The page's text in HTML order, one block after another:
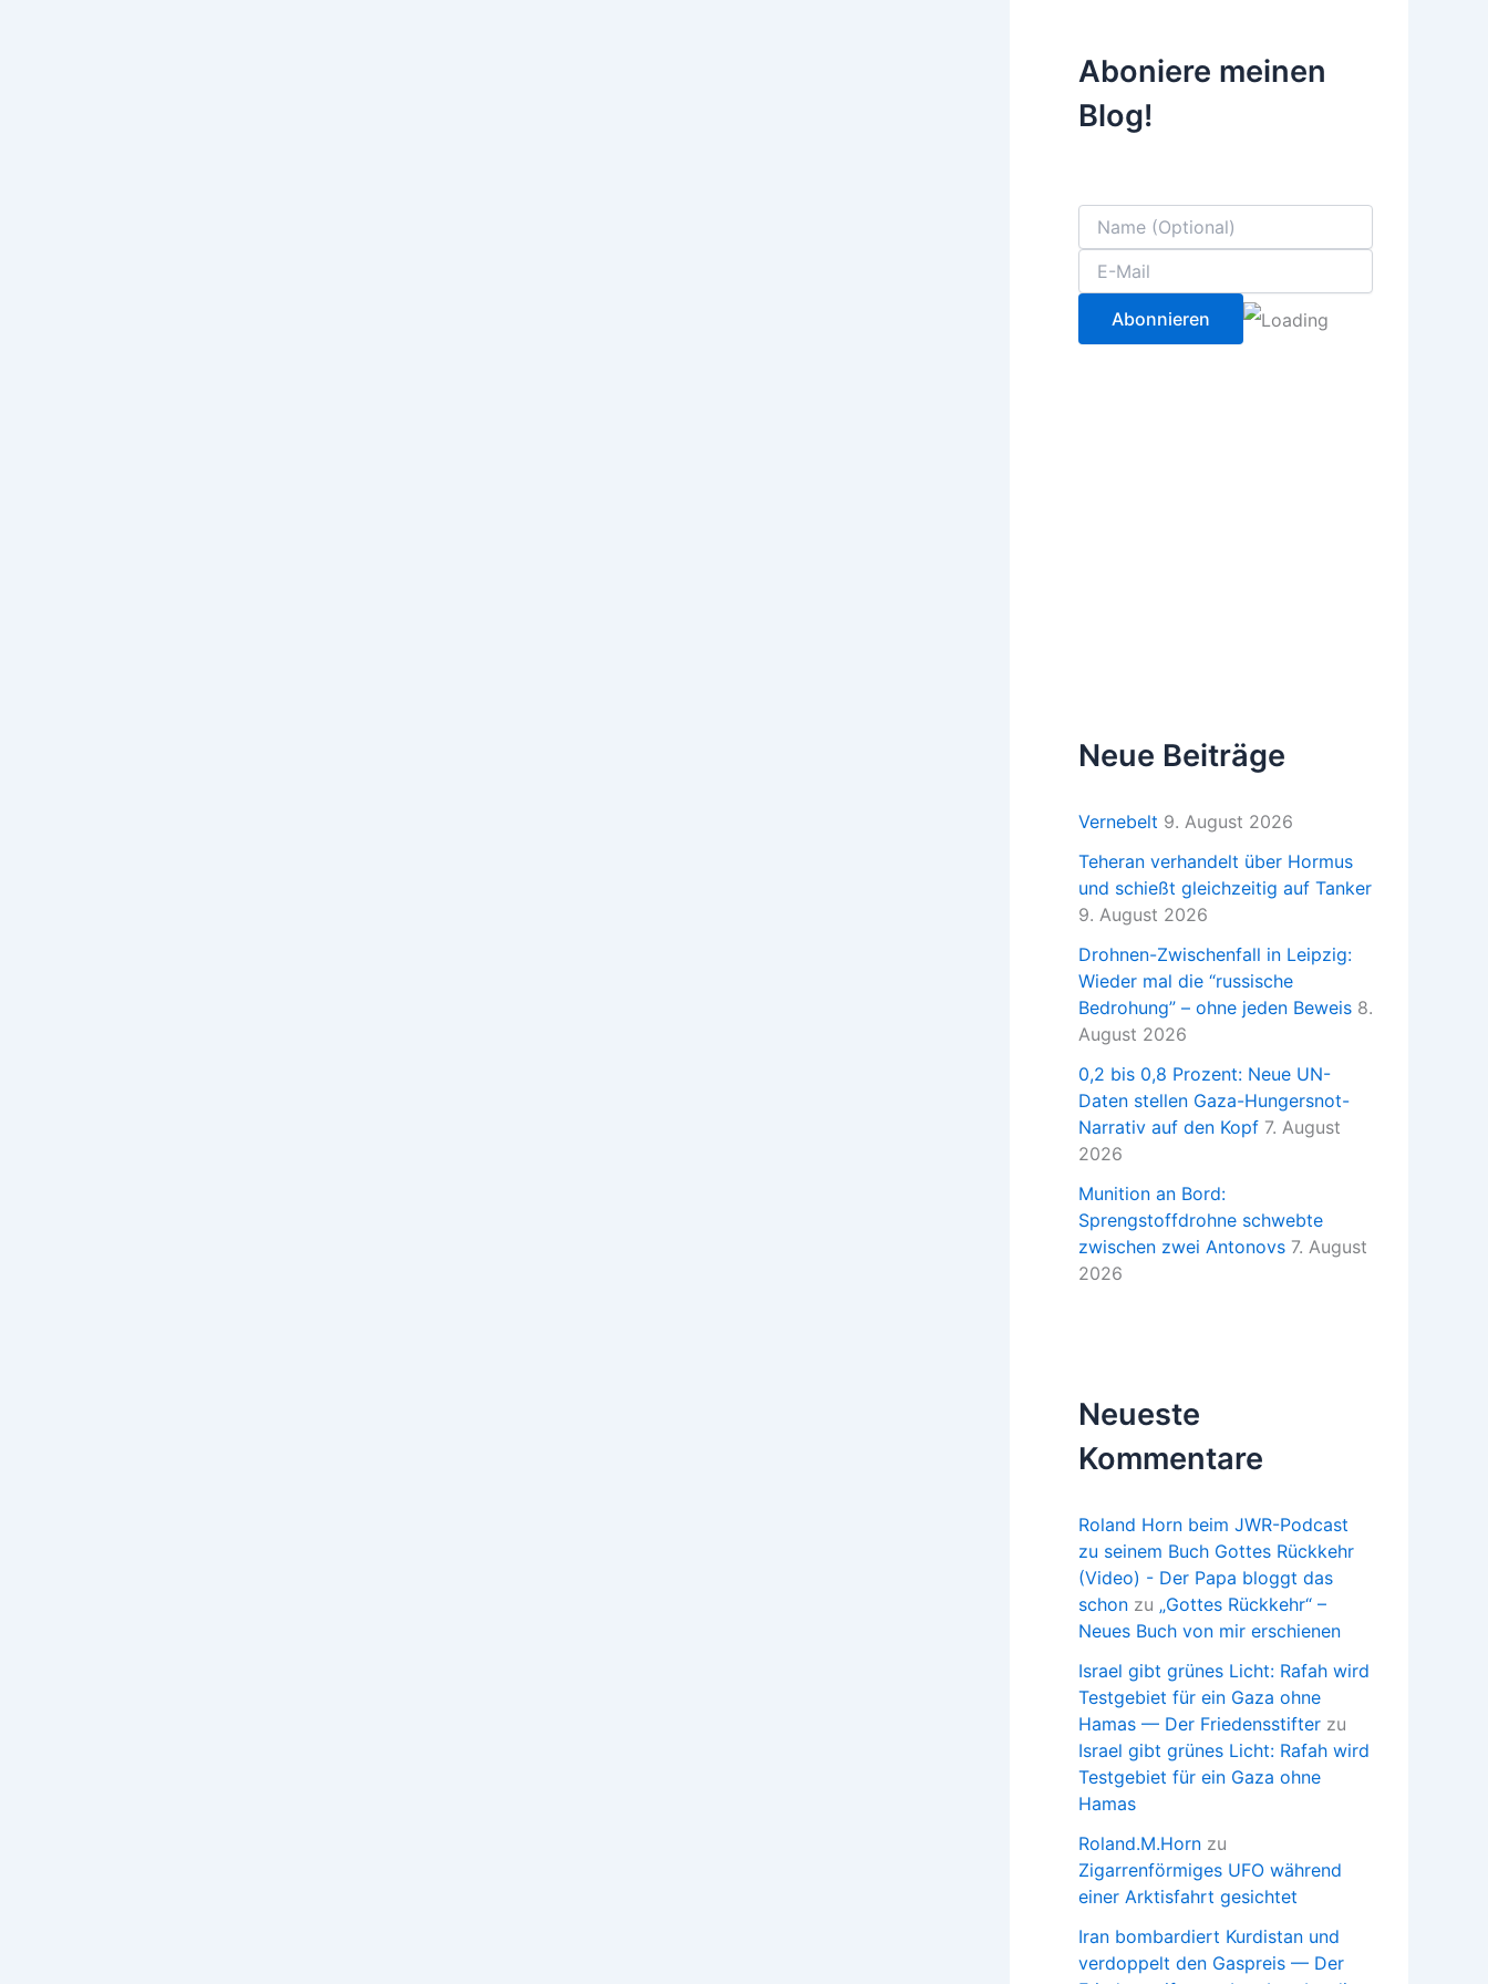
Aboniere meinen
Blog!
Neue Beiträge
Vernebelt 9. August 2026
Teheran verhandelt über Hormus
und schießt gleichzeitig auf Tanker
9. August 2026
Drohnen-Zwischenfall in Leipzig:
Wieder mal die “russische
Bedrohung” – ohne jeden Beweis 8.
August 2026
0,2 bis 0,8 Prozent: Neue UN-
Daten stellen Gaza-Hungersnot-
Narrativ auf den Kopf 7. August
2026
Munition an Bord:
Sprengstoffdrohne schwebte
zwischen zwei Antonovs 7. August
2026
Neueste
Kommentare
Roland Horn beim JWR-Podcast
zu seinem Buch Gottes Rückkehr
(Video) - Der Papa bloggt das
schon zu „Gottes Rückkehr“ –
Neues Buch von mir erschienen
Israel gibt grünes Licht: Rafah wird
Testgebiet für ein Gaza ohne
Hamas — Der Friedensstifter zu
Israel gibt grünes Licht: Rafah wird
Testgebiet für ein Gaza ohne
Hamas
Roland.M.Horn zu
Zigarrenförmiges UFO während
einer Arktisfahrt gesichtet
Iran bombardiert Kurdistan und
verdoppelt den Gaspreis — Der